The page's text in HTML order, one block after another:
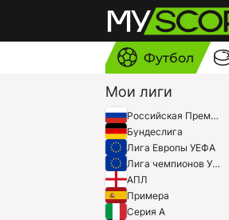
Футбол
Мои лиги
Российская Премьер-Лига
Бундеслига
Лига Европы УЕФА
Лига чемпионов УЕФА
АПЛ
Примера
Серия A